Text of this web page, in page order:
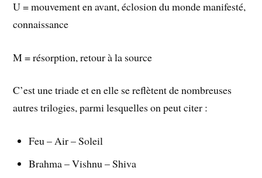
U = mouvement en avant, éclosion du monde manifesté,
connaissance
M = résorption, retour à la source
C’est une triade et en elle se reflètent de nombreuses
autres trilogies, parmi lesquelles on peut citer :
Feu – Air – Soleil
Brahma – Vishnu – Shiva